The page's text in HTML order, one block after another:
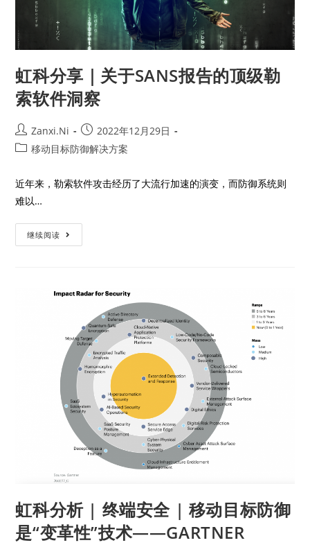
虹科分享｜关于SANS报告的顶级勒
索软件洞察
Zanxi.Ni
2022年12月29日
移动目标防御解决方案
近年来，勒索软件攻击经历了大流行加速的演变，而防御系统则
难以…
继续阅读
虹科分析 | 终端安全 | 移动目标防御
是“变革性”技术——GARTNER